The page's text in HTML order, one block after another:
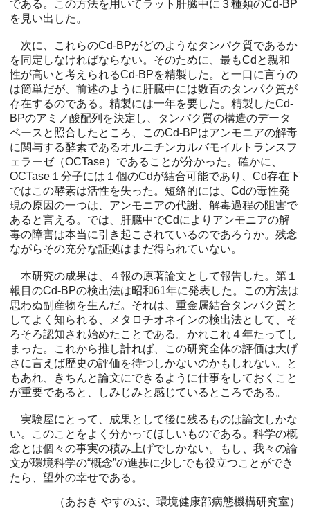
である。この方法を用いてラット肝臓中に３種類のCd-BP
を見い出した。
次に、これらのCd-BPがどのようなタンパク質であるか
を同定しなければならない。そのために、最もCdと親和
性が高いと考えられるCd-BPを精製した。と一口に言うの
は簡単だが、前述のように肝臓中には数百のタンパク質が
存在するのである。精製には一年を要した。精製したCd-
BPのアミノ酸配列を決定し、タンパク質の構造のデータ
ベースと照合したところ、このCd-BPはアンモニアの解毒
に関与する酵素であるオルニチンカルバモイルトランスフ
ェラーゼ（OCTase）であることが分かった。確かに、
OCTase１分子には１個のCdが結合可能であり、Cd存在下
ではこの酵素は活性を失った。短絡的には、Cdの毒性発
現の原因の一つは、アンモニアの代謝、解毒過程の阻害で
あると言える。では、肝臓中でCdによりアンモニアの解
毒の障害は本当に引き起こされているのであろうか。残念
ながらその充分な証拠はまだ得られていない。
本研究の成果は、４報の原著論文として報告した。第１
報目のCd-BPの検出法は昭和61年に発表した。この方法は
思わぬ副産物を生んだ。それは、重金属結合タンパク質と
してよく知られる、メタロチオネインの検出法として、そ
ろそろ認知され始めたことである。かれこれ４年たってし
まった。これから推し計れば、この研究全体の評価は大げ
さに言えば歴史の評価を待つしかないのかもしれない。と
もあれ、きちんと論文にできるように仕事をしておくこと
が重要であると、しみじみと感じているところである。
実験屋にとって、成果として後に残るものは論文しかな
い。このことをよく分かってほしいものである。科学の概
念とは個々の事実の積み上げでしかない。もし、我々の論
文が環境科学の“概念”の進歩に少しでも役立つことができ
たら、望外の幸せである。
（あおき やすのぶ、環境健康部病態機構研究室）